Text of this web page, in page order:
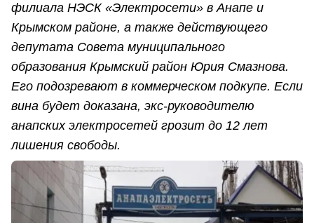
филиала НЭСК «Электросети» в Анапе и
Крымском районе, а также действующего
депутата Совета муниципального
образования Крымский район Юрия Смазнова.
Его подозревают в коммерческом подкупе. Если
вина будет доказана, экс-руководителю
анапских электросетей грозит до 12 лет
лишения свободы.